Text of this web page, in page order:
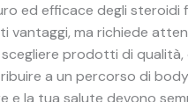
ed efficace degli
vantaggi, ma richiede
prodotti di qualità,
a un percorso di